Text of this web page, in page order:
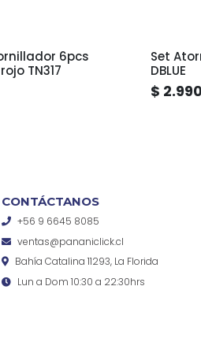
6pcs
TN317
Set
DBLUE
$
CONTÁCTANOS
+56 9 6645 8085
ventas@pananiclick.cl
Bahía Catalina 11293, La Florida
Lun a Dom 10:30 a 22:30hrs